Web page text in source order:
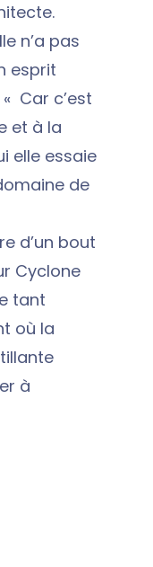
n’a pas
esprit
Car c’est
et à la
elle essaie
de
d’un bout
Cyclone
tant
où la
à